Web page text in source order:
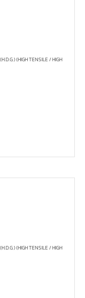
(HIGH TENSILE / HIGH
(HIGH TENSILE / HIGH